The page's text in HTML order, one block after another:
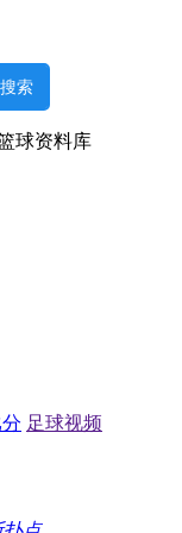
球资料库
足球视频